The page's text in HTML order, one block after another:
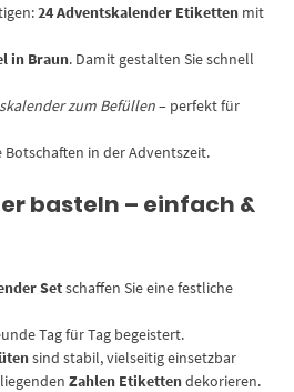
24 Adventskalender Etiketten mit
in Braun. Damit gestalten Sie schnell
zum Befüllen– perfekt für
in der Adventszeit.
basteln – einfach &
Setschaffen Sie eine festliche
Tag für Tag begeistert.
sind stabil, vielseitig einsetzbar
Zahlen Etikettendekorieren.